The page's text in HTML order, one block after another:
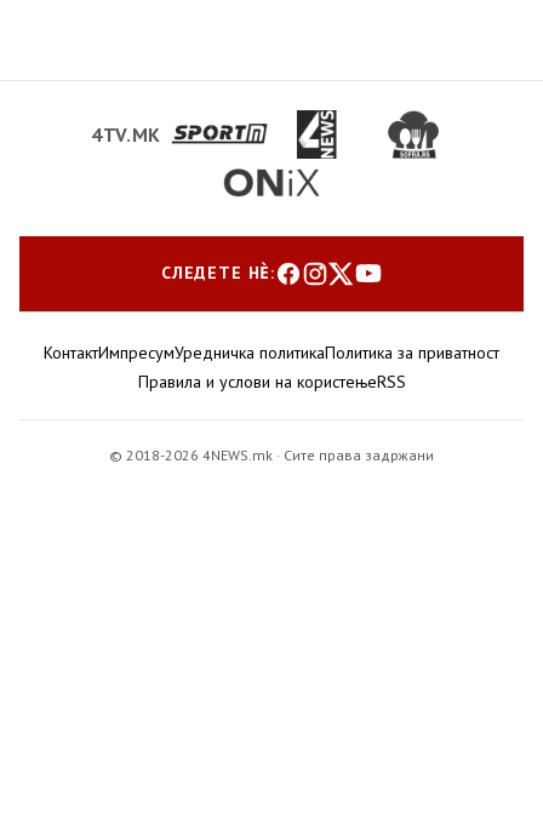
4TV.MK
СЛЕДЕТЕ НЀ:
КонтактИмпресумУредничка политикаПолитика за приватност
Правила и услови на користењеRSS
© 2018-2026 4NEWS.mk · Сите права задржани